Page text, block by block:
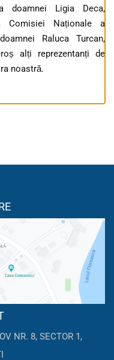
doamnei Ligia Deca,
Comisiei Naționale a
Raluca Turcan,
alți reprezentanți de
noastră.
NR. 8, SECTOR 1,